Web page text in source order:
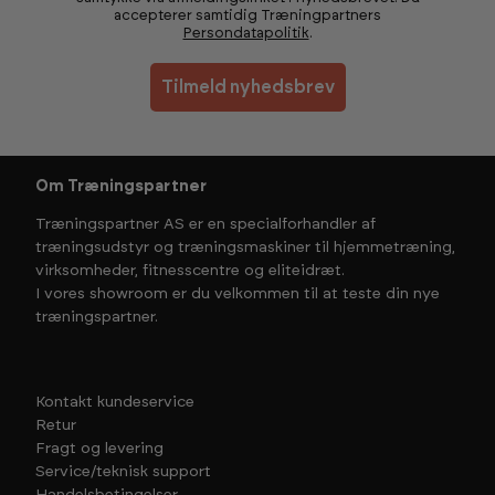
accepterer samtidig Træningpartners
Persondatapolitik.
Tilmeld nyhedsbrev
Om Træningspartner
Træningspartner AS er en specialforhandler af
træningsudstyr og træningsmaskiner til hjemmetræning,
virksomheder, fitnesscentre og eliteidræt.
I vores showroom er du velkommen til at teste din nye
træningspartner.
Kontakt kundeservice
Retur
Fragt og levering
Service/teknisk support